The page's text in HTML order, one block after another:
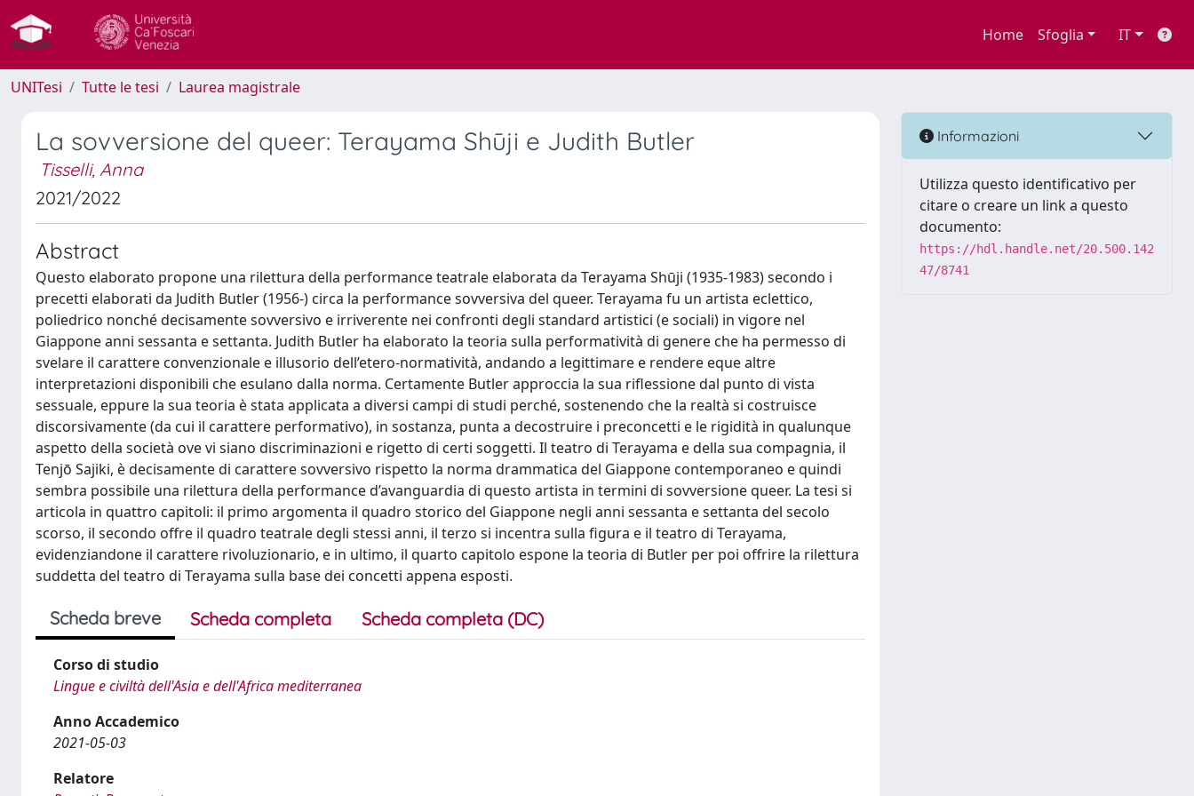
Home Sfoglia IT
UNITesi Tutte le tesi Laurea magistrale
La sovversione del queer: Terayama Shūji e Judith Butler
Tisselli, Anna
2021/2022
Abstract
Questo elaborato propone una rilettura della performance teatrale elaborata da Terayama Shūji (1935-1983) secondo i
precetti elaborati da Judith Butler (1956-) circa la performance sovversiva del queer. Terayama fu un artista eclettico,
poliedrico nonché decisamente sovversivo e irriverente nei confronti degli standard artistici (e sociali) in vigore nel
Giappone anni sessanta e settanta. Judith Butler ha elaborato la teoria sulla performatività di genere che ha permesso di
svelare il carattere convenzionale e illusorio dell’etero-normatività, andando a legittimare e rendere eque altre
interpretazioni disponibili che esulano dalla norma. Certamente Butler approccia la sua riflessione dal punto di vista
sessuale, eppure la sua teoria è stata applicata a diversi campi di studi perché, sostenendo che la realtà si costruisce
discorsivamente (da cui il carattere performativo), in sostanza, punta a decostruire i preconcetti e le rigidità in qualunque
aspetto della società ove vi siano discriminazioni e rigetto di certi soggetti. Il teatro di Terayama e della sua compagnia, il
Tenjō Sajiki, è decisamente di carattere sovversivo rispetto la norma drammatica del Giappone contemporaneo e quindi
sembra possibile una rilettura della performance d’avanguardia di questo artista in termini di sovversione queer. La tesi si
articola in quattro capitoli: il primo argomenta il quadro storico del Giappone negli anni sessanta e settanta del secolo
scorso, il secondo offre il quadro teatrale degli stessi anni, il terzo si incentra sulla figura e il teatro di Terayama,
evidenziandone il carattere rivoluzionario, e in ultimo, il quarto capitolo espone la teoria di Butler per poi offrire la rilettura
suddetta del teatro di Terayama sulla base dei concetti appena esposti.
Scheda breve Scheda completa Scheda completa (DC)
Corso di studio
Lingue e civiltà dell'Asia e dell'Africa mediterranea
Anno Accademico
2021-05-03
Relatore
Informazioni
Utilizza questo identificativo per
citare o creare un link a questo
documento:
https://hdl.handle.net/20.500.142
47/8741